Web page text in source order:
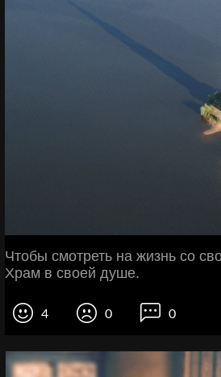
Чтобы смотреть на жизнь со
Храм в своей душе.
4 0 0